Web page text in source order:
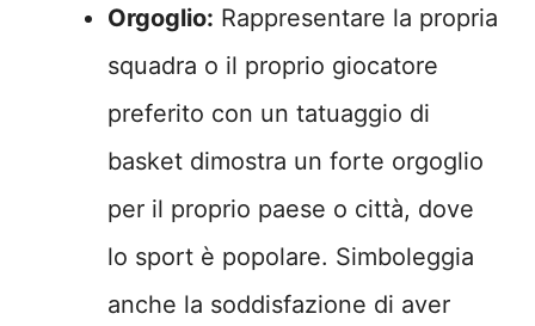
Orgoglio: Rappresentare la propria
squadra o il proprio giocatore
preferito con un tatuaggio di
basket dimostra un forte orgoglio
per il proprio paese o città, dove
lo sport è popolare. Simboleggia
anche la soddisfazione di aver